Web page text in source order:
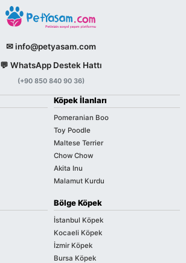
✉ info@petyasam.com
💬 WhatsApp Destek Hattı
(+90 850 840 90 36)
Köpek İlanları
Pomeranian Boo
Toy Poodle
Maltese Terrier
Chow Chow
Akita Inu
Malamut Kurdu
Bölge Köpek
İstanbul Köpek
Kocaeli Köpek
İzmir Köpek
Bursa Köpek